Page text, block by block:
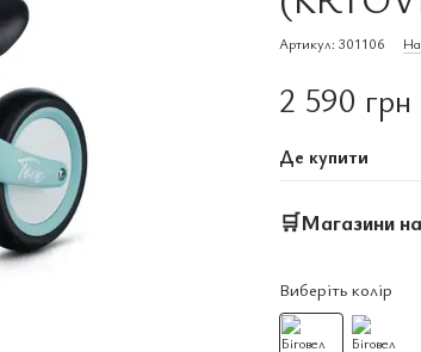
Артикул: 301106
2 590 грн
Де купити
🛒Магазини
Виберіть колір